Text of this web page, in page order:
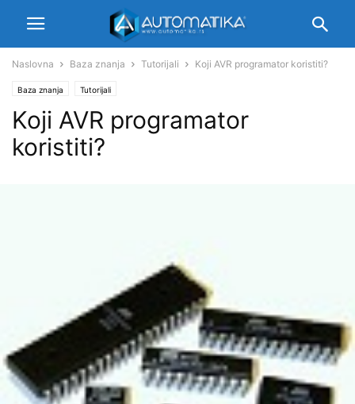
Naslovna Baza znanja Tutorijali Koji AVR programator koristiti?
Baza znanja Tutorijali
Koji AVR programator
koristiti?